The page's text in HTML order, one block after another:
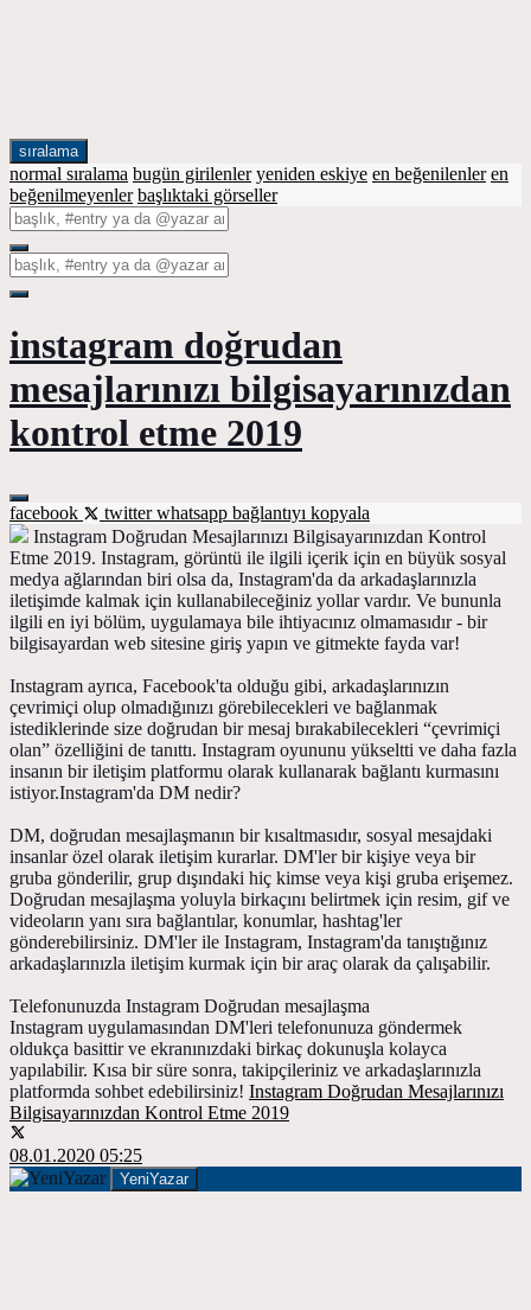
sıralama
normal sıralama bugün girilenler yeniden eskiye en beğenilenler en
beğenilmeyenler başlıktaki görseller
instagram doğrudan
mesajlarınızı bilgisayarınızdan
kontrol etme 2019
facebook twitterwhatsapp bağlantıyı kopyala
Instagram Doğrudan Mesajlarınızı Bilgisayarınızdan Kontrol
Etme 2019. Instagram, görüntü ile ilgili içerik için en büyük sosyal
medya ağlarından biri olsa da, Instagram'da da arkadaşlarınızla
iletişimde kalmak için kullanabileceğiniz yollar vardır. Ve bununla
ilgili en iyi bölüm, uygulamaya bile ihtiyacınız olmamasıdır - bir
bilgisayardan web sitesine giriş yapın ve gitmekte fayda var!
Instagram ayrıca, Facebook'ta olduğu gibi, arkadaşlarınızın
çevrimiçi olup olmadığınızı görebilecekleri ve bağlanmak
istediklerinde size doğrudan bir mesaj bırakabilecekleri “çevrimiçi
olan” özelliğini de tanıttı. Instagram oyununu yükseltti ve daha fazla
insanın bir iletişim platformu olarak kullanarak bağlantı kurmasını
istiyor.Instagram'da DM nedir?
DM, doğrudan mesajlaşmanın bir kısaltmasıdır, sosyal mesajdaki
insanlar özel olarak iletişim kurarlar. DM'ler bir kişiye veya bir
gruba gönderilir, grup dışındaki hiç kimse veya kişi gruba erişemez.
Doğrudan mesajlaşma yoluyla birkaçını belirtmek için resim, gif ve
videoların yanı sıra bağlantılar, konumlar, hashtag'ler
gönderebilirsiniz. DM'ler ile Instagram, Instagram'da tanıştığınız
arkadaşlarınızla iletişim kurmak için bir araç olarak da çalışabilir.
Telefonunuzda Instagram Doğrudan mesajlaşma
Instagram uygulamasından DM'leri telefonunuza göndermek
oldukça basittir ve ekranınızdaki birkaç dokunuşla kolayca
yapılabilir. Kısa bir süre sonra, takipçileriniz ve arkadaşlarınızla
platformda sohbet edebilirsiniz! Instagram Doğrudan Mesajlarınızı
Bilgisayarınızdan Kontrol Etme 2019
08.01.2020 05:25
YeniYazar